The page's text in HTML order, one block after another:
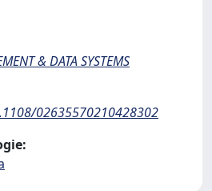
& DATA SYSTEMS
02635570210428302